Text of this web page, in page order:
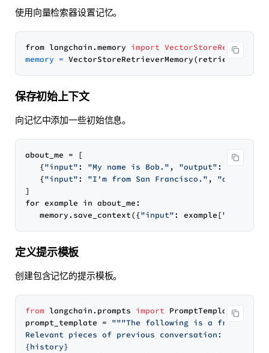
使用向量检索器设置记忆。
from langchain.memory import
memory =
保存初始上下文
向记忆中添加一些初始信息。
about_me = [
   {
"input": "My name is Bob." , "output":
   {
"input": "I'm from San Francisco." , "output"
]
for example in about_me:
   memory.save_context({
"input": example["input"
定义提示模板
创建包含记忆的提示模板。
from langchain.prompts import PromptTemplate
prompt_template = """The following is a friendly
Relevant pieces of previous conversation:
{history}